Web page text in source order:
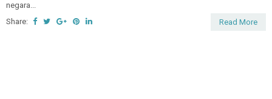
negara...
Share:
Read More